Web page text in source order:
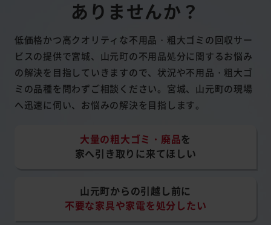
ありませんか？
低価格かつ高クオリティな不用品・粗大ゴミの回収サー
ビスの提供で宮城、山元町の不用品処分に関するお悩み
の解決を目指していきますので、状況や不用品・粗大ゴ
ミの品種を問わずご相談ください。宮城、山元町の現場
へ迅速に伺い、お悩みの解決を目指します。
大量の粗大ゴミ・廃品を
家へ引き取りに来てほしい
山元町からの引越し前に
不要な家具や家電を処分したい